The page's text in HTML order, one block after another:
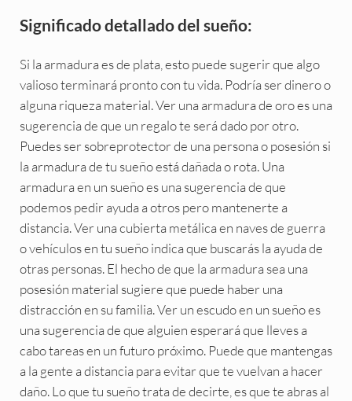
Significado detallado del sueño:
Si la armadura es de plata, esto puede sugerir que algo
valioso terminará pronto con tu vida. Podría ser dinero o
alguna riqueza material. Ver una armadura de oro es una
sugerencia de que un regalo te será dado por otro.
Puedes ser sobreprotector de una persona o posesión si
la armadura de tu sueño está dañada o rota. Una
armadura en un sueño es una sugerencia de que
podemos pedir ayuda a otros pero mantenerte a
distancia. Ver una cubierta metálica en naves de guerra
o vehículos en tu sueño indica que buscarás la ayuda de
otras personas. El hecho de que la armadura sea una
posesión material sugiere que puede haber una
distracción en su familia. Ver un escudo en un sueño es
una sugerencia de que alguien esperará que lleves a
cabo tareas en un futuro próximo. Puede que mantengas
a la gente a distancia para evitar que te vuelvan a hacer
daño. Lo que tu sueño trata de decirte, es que te abras al